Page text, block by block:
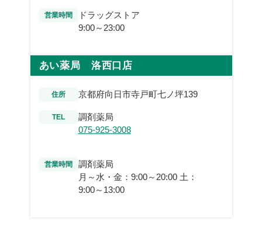
営業時間
ドラッグストア
9:00～23:00
あい薬局 洛西口店
住所 京都府向日市寺戸町七ノ坪139
TEL
調剤薬局
075-925-3008
営業時間
調剤薬局
月～水・金：9:00～20:00 土：
9:00～13:00